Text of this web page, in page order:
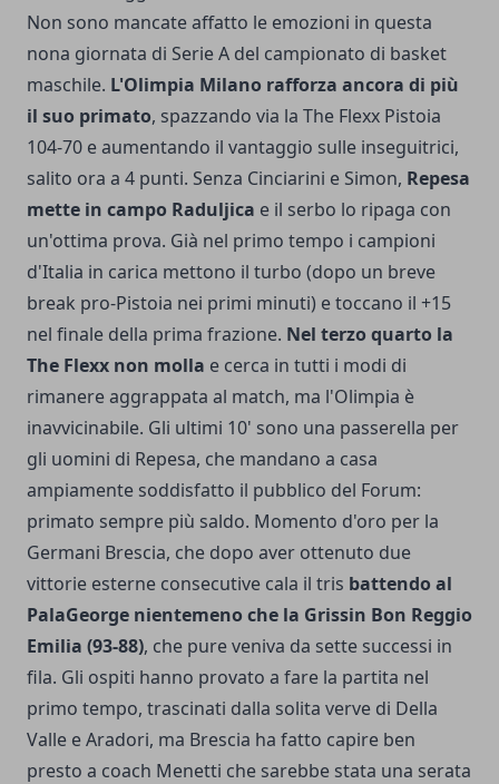
Non sono mancate affatto le emozioni in questa
nona giornata di Serie A del campionato di basket
maschile. L'Olimpia Milano rafforza ancora di più
il suo primato, spazzando via la The Flexx Pistoia
104-70 e aumentando il vantaggio sulle inseguitrici,
salito ora a 4 punti. Senza Cinciarini e Simon, Repesa
mette in campo Raduljica e il serbo lo ripaga con
un'ottima prova. Già nel primo tempo i campioni
d'Italia in carica mettono il turbo (dopo un breve
break pro-Pistoia nei primi minuti) e toccano il +15
nel finale della prima frazione. Nel terzo quarto la
The Flexx non molla e cerca in tutti i modi di
rimanere aggrappata al match, ma l'Olimpia è
inavvicinabile. Gli ultimi 10' sono una passerella per
gli uomini di Repesa, che mandano a casa
ampiamente soddisfatto il pubblico del Forum:
primato sempre più saldo. Momento d'oro per la
Germani Brescia, che dopo aver ottenuto due
vittorie esterne consecutive cala il tris battendo al
PalaGeorge nientemeno che la Grissin Bon Reggio
Emilia (93-88), che pure veniva da sette successi in
fila. Gli ospiti hanno provato a fare la partita nel
primo tempo, trascinati dalla solita verve di Della
Valle e Aradori, ma Brescia ha fatto capire ben
presto a coach Menetti che sarebbe stata una serata